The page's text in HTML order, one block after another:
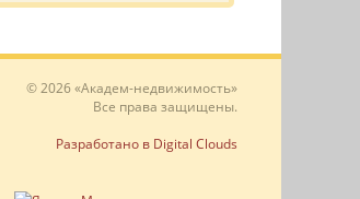
© 2026 «Академ-недвижимость»
Все права защищены.
Разработано в Digital Clouds